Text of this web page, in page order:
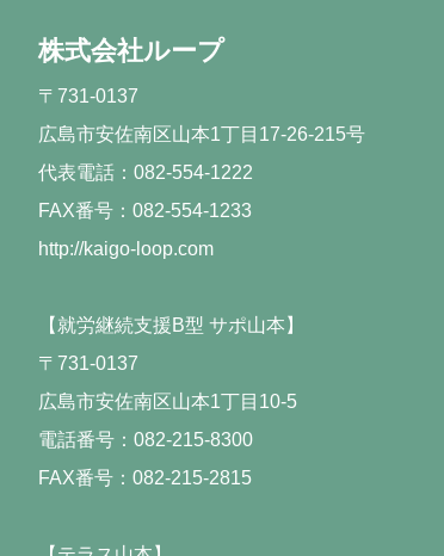
株式会社ループ
〒731-0137
広島市安佐南区山本1丁目17-26-215号
代表電話：082-554-1222
FAX番号：082-554-1233
http://kaigo-loop.com
【就労継続支援B型 サポ山本】
〒731-0137
広島市安佐南区山本1丁目10-5
電話番号：082-215-8300
FAX番号：082-215-2815